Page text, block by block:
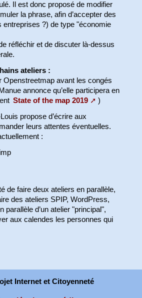
Il est donc proposé de modifier
la phrase, afin d’accepter des
entreprises ?) de type "économie
réfléchir et de discuter là-dessus
ateliers :
Openstreetmap avant les congés
annonce qu’elle participera en
State of the map 2019
)
propose d’écrire aux
leurs attentes éventuelles.
:
de faire deux ateliers en parallèle,
des ateliers SPIP, WordPress,
parallèle d’un atelier "principal",
aux calendes les personnes qui
Internet et Citoyenneté